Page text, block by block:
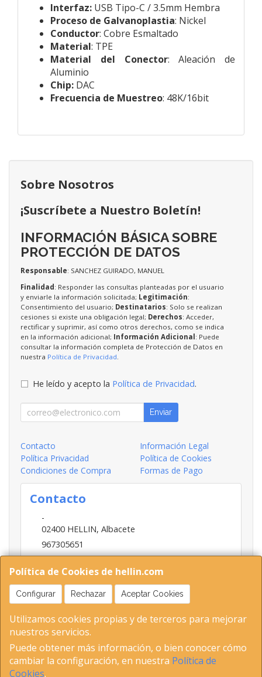
Interfaz: USB Tipo-C / 3.5mm Hembra
Proceso de Galvanoplastia: Nickel
Conductor: Cobre Esmaltado
Material: TPE
Material del Conector: Aleación de
Aluminio
Chip: DAC
Frecuencia de Muestreo: 48K/16bit
Política de Cookies de hellin.com
Configurar Rechazar Aceptar Cookies
Utilizamos cookies propias y de terceros para mejorar
nuestros servicios.
Puede obtener más información, o bien conocer cómo
cambiar la configuración, en nuestra Política de
Cookies.
Sobre Nosotros
¡Suscríbete a Nuestro Boletín!
INFORMACIÓN BÁSICA SOBRE
PROTECCIÓN DE DATOS
Responsable: SANCHEZ GUIRADO, MANUEL
Finalidad: Responder las consultas planteadas por el usuario
y enviarle la información solicitada; Legitimación:
Consentimiento del usuario; Destinatarios: Solo se realizan
cesiones si existe una obligación legal; Derechos: Acceder,
rectificar y suprimir, así como otros derechos, como se indica
en la información adicional; Información Adicional: Puede
consultar la información completa de Protección de Datos en
nuestra Política de Privacidad
He leído y acepto la Política de Privacidad.
Enviar
Contacto
Información Legal
Política Privacidad
Política de Cookies
Condiciones de Compra
Formas de Pago
Contacto
-
02400 HELLIN, Albacete
967305651
INFO@HELLIN.COM
Horario
09:00-13:30; 16:30-20:30
02400 Hellin (Albacete ) Tel 653893802-967305651 C.I.F-